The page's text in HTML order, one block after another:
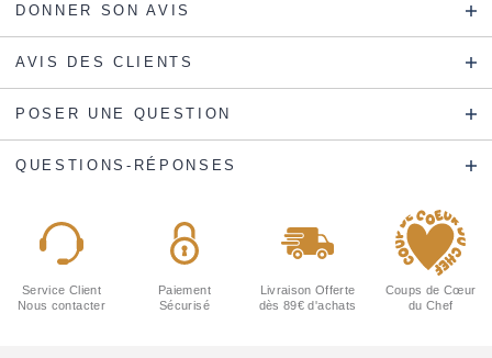
DONNER SON AVIS
AVIS DES CLIENTS
POSER UNE QUESTION
QUESTIONS-RÉPONSES
Service Client
Nous contacter
Paiement
Sécurisé
Livraison Offerte
dès 89€ d'achats
Coups de Cœur
du Chef